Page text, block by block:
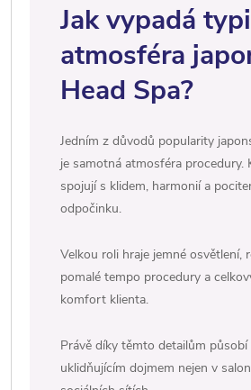
Jak vypadá
atmosféra
Head Spa?
Jedním z důvodů popularity
je samotná atmosféra procedury.
spojují s klidem, harmonií a
odpočinku.
Velkou roli hraje jemné osvětlení,
pomalé tempo procedury a
komfort klienta.
Právě díky těmto detailům působí
uklidňujícím dojmem nejen v